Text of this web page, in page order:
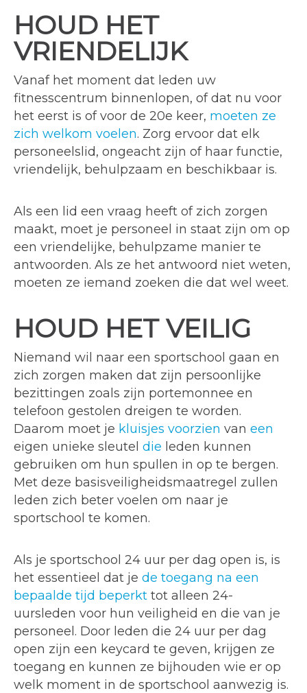
HOUD HET
VRIENDELIJK
Vanaf het moment dat leden uw
fitnesscentrum binnenlopen, of dat nu voor
het eerst is of voor de 20e keer, moeten ze
zich welkom voelen. Zorg ervoor dat elk
personeelslid, ongeacht zijn of haar functie,
vriendelijk, behulpzaam en beschikbaar is.
Als een lid een vraag heeft of zich zorgen
maakt, moet je personeel in staat zijn om op
een vriendelijke, behulpzame manier te
antwoorden. Als ze het antwoord niet weten,
moeten ze iemand zoeken die dat wel weet.
HOUD HET VEILIG
Niemand wil naar een sportschool gaan en
zich zorgen maken dat zijn persoonlijke
bezittingen zoals zijn portemonnee en
telefoon gestolen dreigen te worden.
Daarom moet je kluisjes voorzien van een
eigen unieke sleutel die leden kunnen
gebruiken om hun spullen in op te bergen.
Met deze basisveiligheidsmaatregel zullen
leden zich beter voelen om naar je
sportschool te komen.
Als je sportschool 24 uur per dag open is, is
het essentieel dat je de toegang na een
bepaalde tijd beperkt tot alleen 24-
uursleden voor hun veiligheid en die van je
personeel. Door leden die 24 uur per dag
open zijn een keycard te geven, krijgen ze
toegang en kunnen ze bijhouden wie er op
welk moment in de sportschool aanwezig is.